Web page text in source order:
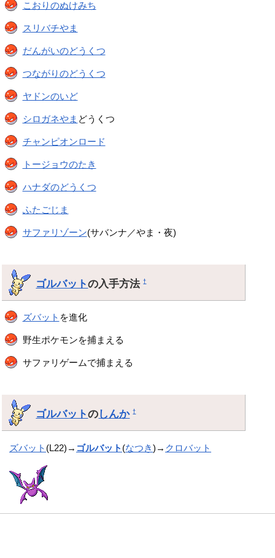
こおりのぬけみち
スリバチやま
だんがいのどうくつ
つながりのどうくつ
ヤドンのいど
シロガネやま どうくつ
チャンピオンロード
トージョウのたき
ハナダのどうくつ
ふたごじま
サファリゾーン(サバンナ／やま・夜)
ゴルバットの入手方法†
ズバット を進化
野生ポケモンを捕まえる
サファリゲームで捕まえる
ゴルバットのしんか †
ズバット (L22)→ ゴルバット (なつき)→ クロバット